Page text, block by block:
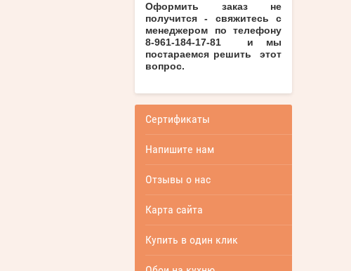
Оформить заказ не
получится - свяжитесь с
менеджером по телефону
8-961-184-17-81 и мы
постараемся решить этот
вопрос.
Сертификаты
Напишите нам
Отзывы о нас
Карта сайта
Купить в один клик